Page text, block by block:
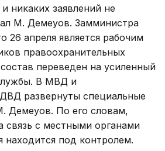
никаких заявлений не
М. Демеуов. Замминистра
26 апреля является рабочим
правоохранительных
переведен на усиленный
В МВД и
развернуты специальные
Демеуов. По его словам,
связь с местными органами
находится под контролем.